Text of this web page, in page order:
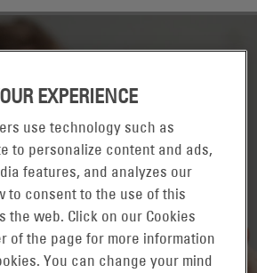
EXPERIENCE
use technology such as
to personalize content and ads,
features, and analyzes our
to consent to the use of this
the web. Click on our Cookies
of the page for more information
You can change your mind